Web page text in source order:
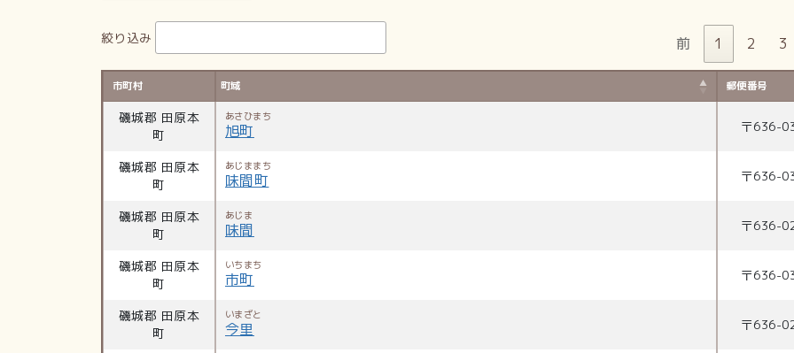
絞り込み 前 1 2 3
市町村 町域 郵便番号
磯城郡 田原本
町
あさひまち
旭町 〒636-
磯城郡 田原本
町
あじままち
味間町 〒636-
磯城郡 田原本
町
あじま
味間 〒636-
磯城郡 田原本
町
いちまち
市町 〒636-
磯城郡 田原本
町
いまざと
今里 〒636-